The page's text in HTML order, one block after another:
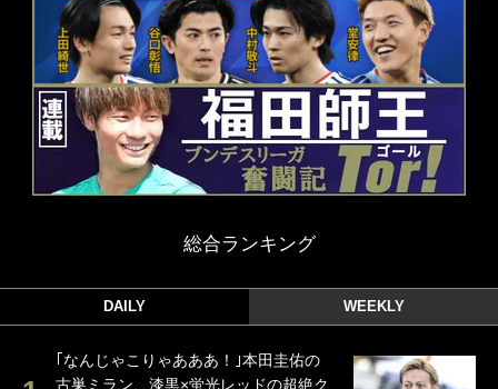
総合ランキング
DAILY WEEKLY
｢なんじゃこりゃあああ！｣本田圭佑の
古巣ミラン、漆黒×蛍光レッドの超絶ク